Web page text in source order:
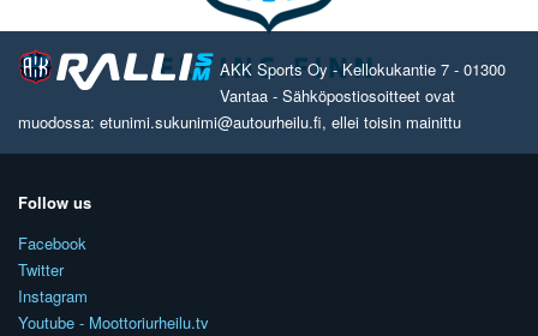
AKK Sports Oy - Kellokukantie 7 - 01300
Vantaa - Sähköpostiosoitteet ovat
muodossa: etunimi.sukunimi@autourheilu.fi, ellei toisin mainittu
Follow us
Facebook
Twitter
Instagram
Youtube - Moottoriurheilu.tv